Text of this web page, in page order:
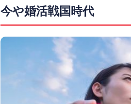
今や婚活戦国時代